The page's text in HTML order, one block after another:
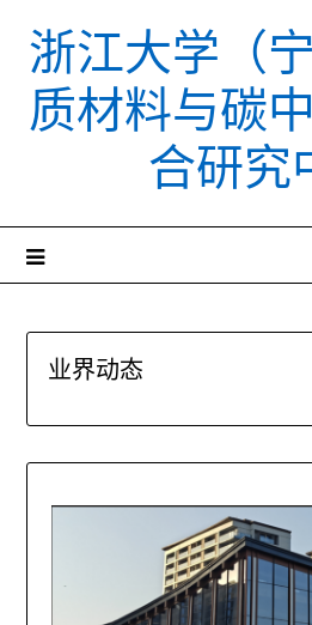
content
浙江大学（
质材料与碳
合研究
业界动态